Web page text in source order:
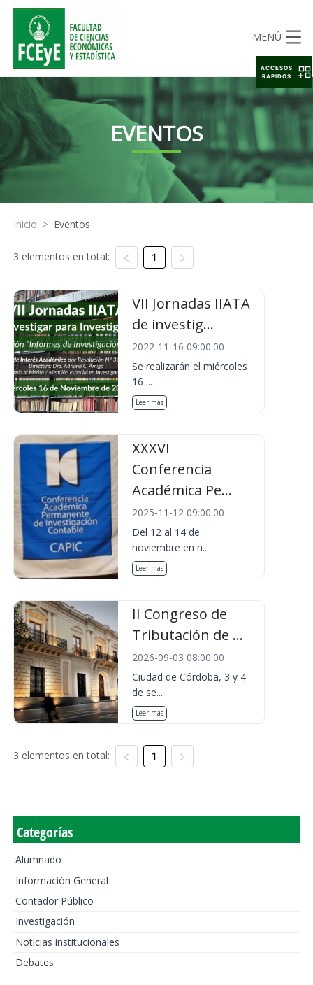
MENÚ
EVENTOS
Inicio > Eventos
3 elementos en total: 1
VII Jornadas IIATA
de investig...
2022-11-16 09:00:00
Se realizarán el miércoles
16 ...
Leer más
XXXVI
Conferencia
Académica Pe...
2025-11-12 09:00:00
Del 12 al 14 de
noviembre en n...
Leer más
II Congreso de
Tributación de ...
2026-09-03 08:00:00
Ciudad de Córdoba, 3 y 4
de se...
Leer más
3 elementos en total: 1
Categorías
Alumnado
Información General
Contador Público
Investigación
Noticias institucionales
Debates
ACCESOS
RAPIDOS